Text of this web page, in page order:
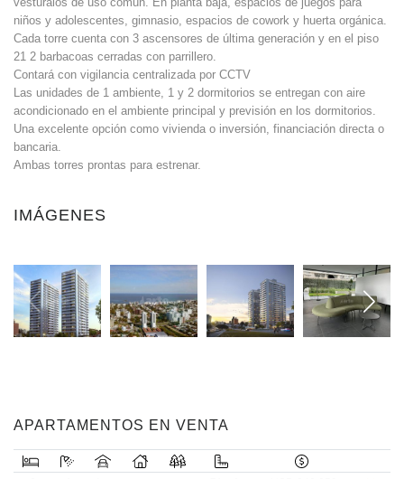
niños y adolescentes, gimnasio, espacios de cowork y huerta orgánica.
Cada torre cuenta con 3 ascensores de última generación y en el piso
21 2 barbacoas cerradas con parrillero.
Contará con vigilancia centralizada por CCTV
Las unidades de 1 ambiente, 1 y 2 dormitorios se entregan con aire
acondicionado en el ambiente principal y previsión en los dormitorios.
Una excelente opción como vivienda o inversión, financiación directa o
bancaria.
Ambas torres prontas para estrenar.
IMÁGENES
APARTAMENTOS EN VENTA